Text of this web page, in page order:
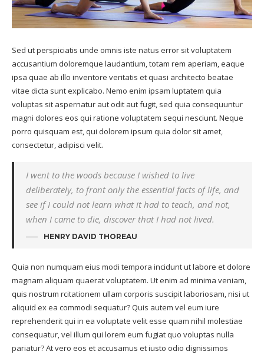
Sed ut perspiciatis unde omnis iste natus error sit voluptatem
accusantium doloremque laudantium, totam rem aperiam, eaque
ipsa quae ab illo inventore veritatis et quasi architecto beatae
vitae dicta sunt explicabo. Nemo enim ipsam luptatem quia
voluptas sit aspernatur aut odit aut fugit, sed quia consequuntur
magni dolores eos qui ratione voluptatem sequi nesciunt. Neque
porro quisquam est, qui dolorem ipsum quia dolor sit amet,
consectetur, adipisci velit.
I went to the woods because I wished to live
deliberately, to front only the essential facts of life, and
see if I could not learn what it had to teach, and not,
when I came to die, discover that I had not lived.
HENRY DAVID THOREAU
Quia non numquam eius modi tempora incidunt ut labore et dolore
magnam aliquam quaerat voluptatem. Ut enim ad minima veniam,
quis nostrum rcitationem ullam corporis suscipit laboriosam, nisi ut
aliquid ex ea commodi sequatur? Quis autem vel eum iure
reprehenderit qui in ea voluptate velit esse quam nihil molestiae
consequatur, vel illum qui lorem eum fugiat quo voluptas nulla
pariatur? At vero eos et accusamus et iusto odio dignissimos